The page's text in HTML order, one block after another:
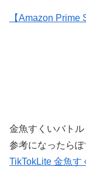
【Amazon Prime
金魚すくいバトル
参考になったら
TikTokLite 金魚す